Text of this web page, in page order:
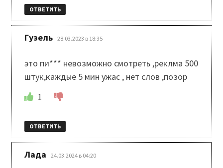
ОТВЕТИТЬ
Гузель 28.03.2023 в 18:35
это пи*** невозможно смотреть ,реклма 500
штук,каждые 5 мин ужас , нет слов ,позор
1
ОТВЕТИТЬ
Лада 24.03.2024 в 04:20